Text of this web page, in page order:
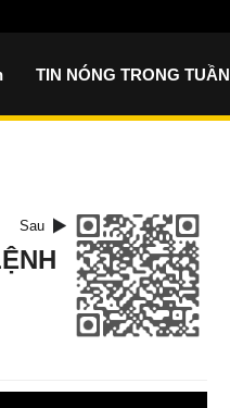
TIN NÓNG TRONG TUẦN
Sau